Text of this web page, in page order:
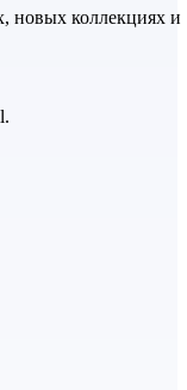
новых коллекциях и